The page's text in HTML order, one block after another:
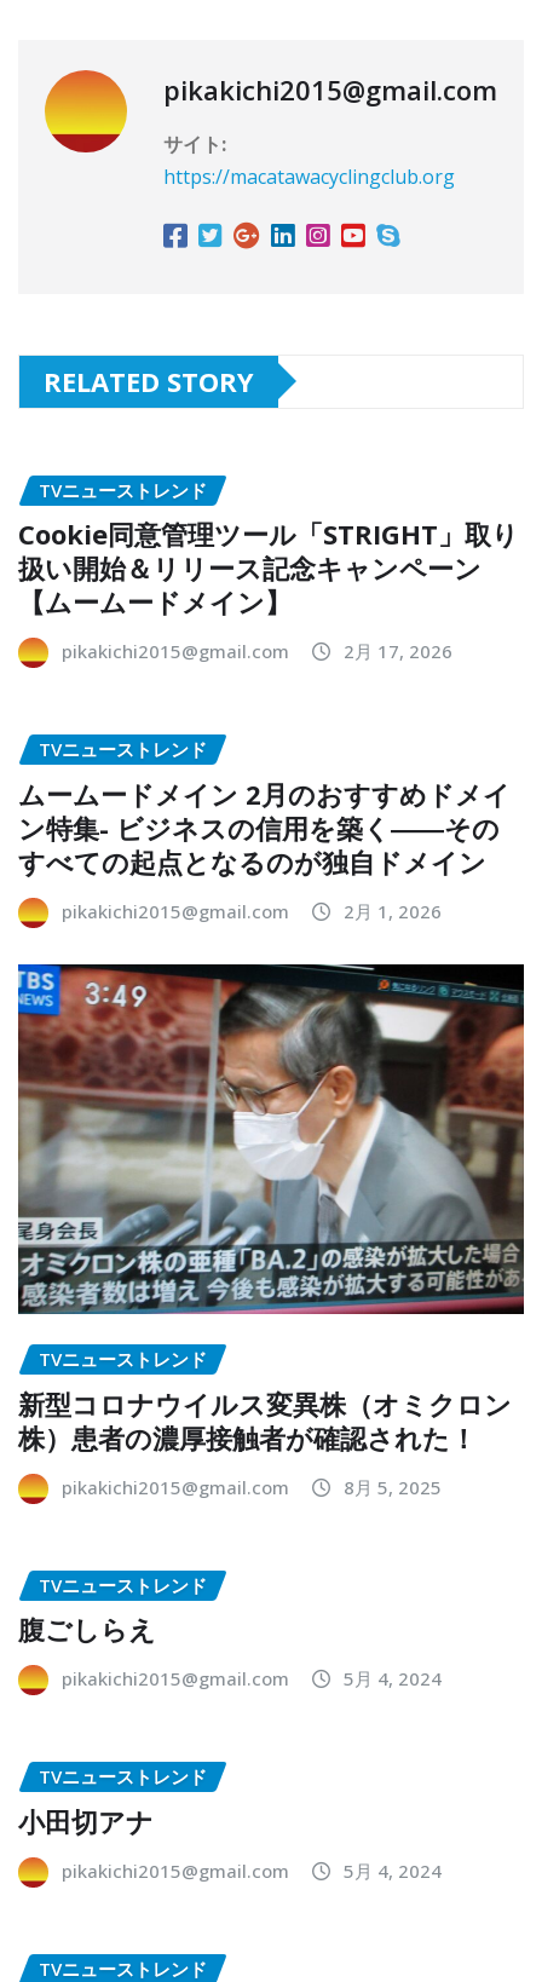
pikakichi2015@gmail.com
サイト:
https://macatawacyclingclub.org
RELATED STORY
TVニューストレンド
Cookie同意管理ツール「STRIGHT」取り
扱い開始＆リリース記念キャンペーン
【ムームードメイン】
pikakichi2015@gmail.com 2月 17, 2026
TVニューストレンド
ムームードメイン 2月のおすすめドメイ
ン特集- ビジネスの信用を築く――その
すべての起点となるのが独自ドメイン
pikakichi2015@gmail.com 2月 1, 2026
TVニューストレンド
新型コロナウイルス変異株（オミクロン
株）患者の濃厚接触者が確認された！
pikakichi2015@gmail.com 8月 5, 2025
TVニューストレンド
腹ごしらえ
pikakichi2015@gmail.com 5月 4, 2024
TVニューストレンド
小田切アナ
pikakichi2015@gmail.com 5月 4, 2024
TVニューストレンド